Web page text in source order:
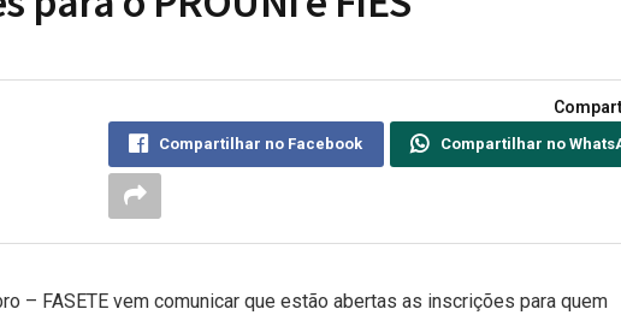
Compartilhar no Facebook Compartilhar no
– FASETE vem comunicar que estão abertas as inscrições para quem